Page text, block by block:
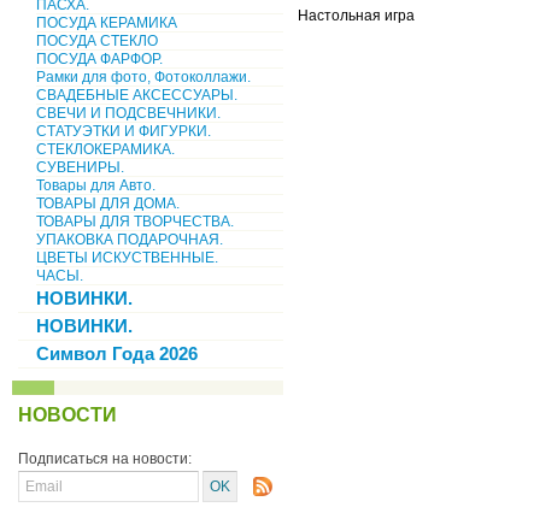
ПАСХА.
ПОСУДА КЕРАМИКА
ПОСУДА СТЕКЛО
ПОСУДА ФАРФОР.
Рамки для фото, Фотоколлажи.
СВАДЕБНЫЕ АКСЕССУАРЫ.
СВЕЧИ И ПОДСВЕЧНИКИ.
СТАТУЭТКИ И ФИГУРКИ.
СТЕКЛОКЕРАМИКА.
СУВЕНИРЫ.
Товары для Авто.
ТОВАРЫ ДЛЯ ДОМА.
ТОВАРЫ ДЛЯ ТВОРЧЕСТВА.
УПАКОВКА ПОДАРОЧНАЯ.
ЦВЕТЫ ИСКУСТВЕННЫЕ.
ЧАСЫ.
НОВИНКИ.
НОВИНКИ.
Символ Года 2026
НОВОСТИ
Подписаться на новости:
Настольная игра